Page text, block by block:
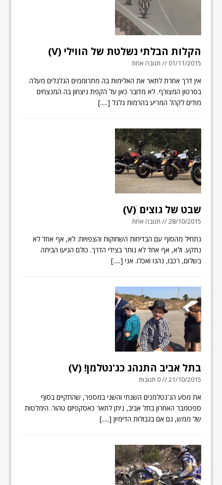
הקלות הבלתי נשלטת של הווילי (V)
01/11/2015 // תגובה אחת
אין דרך אחרת לתאר את האלימות בה מתרוממים הגלגלים מעלה
בסרטון המצורף. לא מדובר כאן על הקפת ניצחון בה המנצחים
מודים לקהל המריע בהרמות גלגל [.....]
שבט של גוצים ׁ(V)
28/10/2015 // תגובה אחת
נתחיל מהסוף עם הבדיחות השחוקות והצפויות: לא, אף אחד לא
נתקע. ולא, אף אחד לא נותר בצידי הדרך. כולם הגיעו הביתה
בשלום, רכבו, נהנו ואכלו. אני [.....]
בתל אביב התנהג כג'נטלמן! (V)
21/10/2015 // 0 תגובות
את מסע הג'נטלמנים השנתי והשני במספר, שהתקיים בסוף
ספטמבר האחרון בתל אביב, ניתן לתאר כאסקפיזם טהור. הימלטות
של ממש, גם אם בגבולות הדימיון [.....]